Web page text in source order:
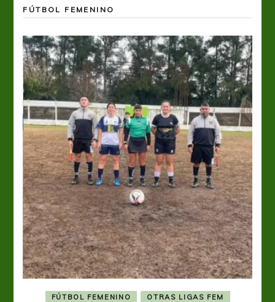
FÚTBOL FEMENINO
FÚTBOL FEMENINO OTRAS LIGAS FEM